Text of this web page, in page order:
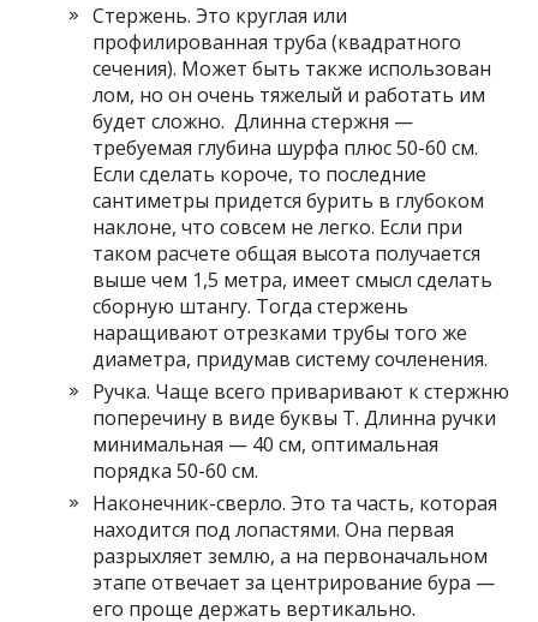
Стержень. Это круглая или
профилированная труба (квадратного
сечения). Может быть также использован
лом, но он очень тяжелый и работать им
будет сложно. Длинна стержня —
требуемая глубина шурфа плюс 50-60 см.
Если сделать короче, то последние
сантиметры придется бурить в глубоком
наклоне, что совсем не легко. Если при
таком расчете общая высота получается
выше чем 1,5 метра, имеет смысл сделать
сборную штангу. Тогда стержень
наращивают отрезками трубы того же
диаметра, придумав систему сочленения.
Ручка. Чаще всего приваривают к стержню
поперечину в виде буквы Т. Длинна ручки
минимальная — 40 см, оптимальная
порядка 50-60 см.
Наконечник-сверло. Это та часть, которая
находится под лопастями. Она первая
разрыхляет землю, а на первоначальном
этапе отвечает за центрирование бура —
его проще держать вертикально.